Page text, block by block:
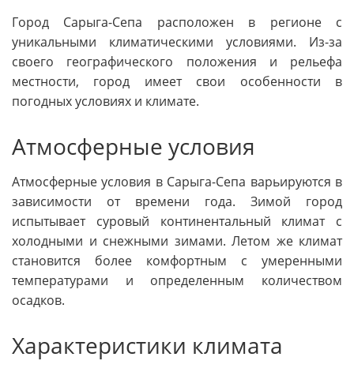
Город Сарыга-Сепа расположен в регионе с
уникальными климатическими условиями. Из-за
своего географического положения и рельефа
местности, город имеет свои особенности в
погодных условиях и климате.
Атмосферные условия
Атмосферные условия в Сарыга-Сепа варьируются в
зависимости от времени года. Зимой город
испытывает суровый континентальный климат с
холодными и снежными зимами. Летом же климат
становится более комфортным с умеренными
температурами и определенным количеством
осадков.
Характеристики климата